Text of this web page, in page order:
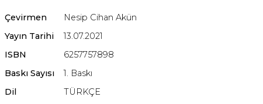
Çevirmen
Nesip Cihan Akün
Yayın Tarihi
13.07.2021
ISBN
6257757898
Baskı Sayısı
1. Baskı
Dil
TÜRKÇE